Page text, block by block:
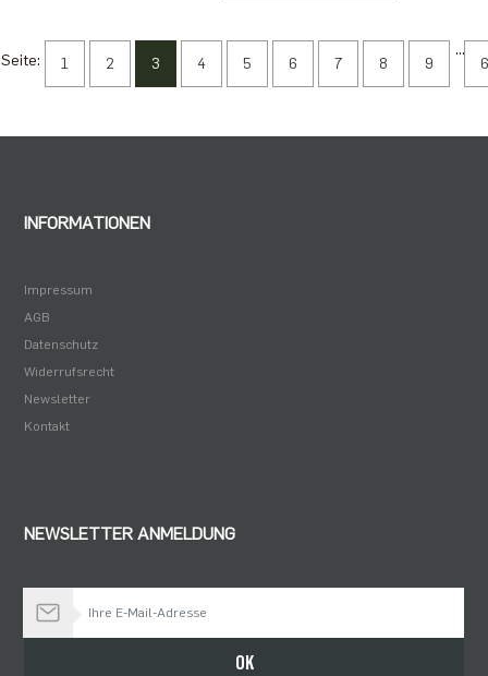
Seite: 1 2 3 4 5 6 7 8 9
...
INFORMATIONEN
Impressum
AGB
Datenschutz
Widerrufsrecht
Newsletter
Kontakt
NEWSLETTER ANMELDUNG
OK